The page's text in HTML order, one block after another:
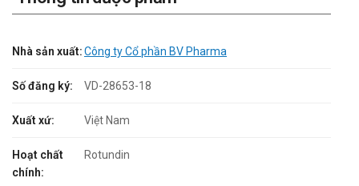
Nhà sản xuất:Công ty Cổ phần BV Pharma
Số đăng ký: VD-28653-18
Xuất xứ: Việt Nam
Hoạt chất
chính:
Rotundin